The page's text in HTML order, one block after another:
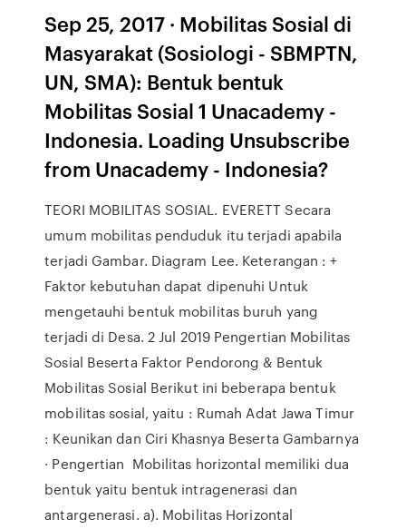
Sep 25, 2017 · Mobilitas Sosial di
Masyarakat (Sosiologi - SBMPTN,
UN, SMA): Bentuk bentuk
Mobilitas Sosial 1 Unacademy -
Indonesia. Loading Unsubscribe
from Unacademy - Indonesia?
TEORI MOBILITAS SOSIAL. EVERETT Secara
umum mobilitas penduduk itu terjadi apabila
terjadi Gambar. Diagram Lee. Keterangan : +
Faktor kebutuhan dapat dipenuhi Untuk
mengetauhi bentuk mobilitas buruh yang
terjadi di Desa. 2 Jul 2019 Pengertian Mobilitas
Sosial Beserta Faktor Pendorong & Bentuk
Mobilitas Sosial Berikut ini beberapa bentuk
mobilitas sosial, yaitu : Rumah Adat Jawa Timur
: Keunikan dan Ciri Khasnya Beserta Gambarnya
· Pengertian Mobilitas horizontal memiliki dua
bentuk yaitu bentuk intragenerasi dan
antargenerasi. a). Mobilitas Horizontal